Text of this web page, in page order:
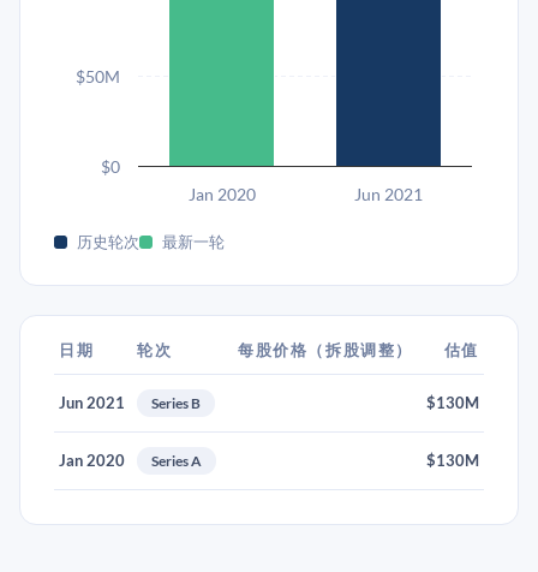
Jan 2020 Jun 2021
$0
$50M
历史轮次 最新一轮
日期 轮次 每股价格（拆股调整） 估值
Jun 2021 Series B $130M
Jan 2020 Series A $130M